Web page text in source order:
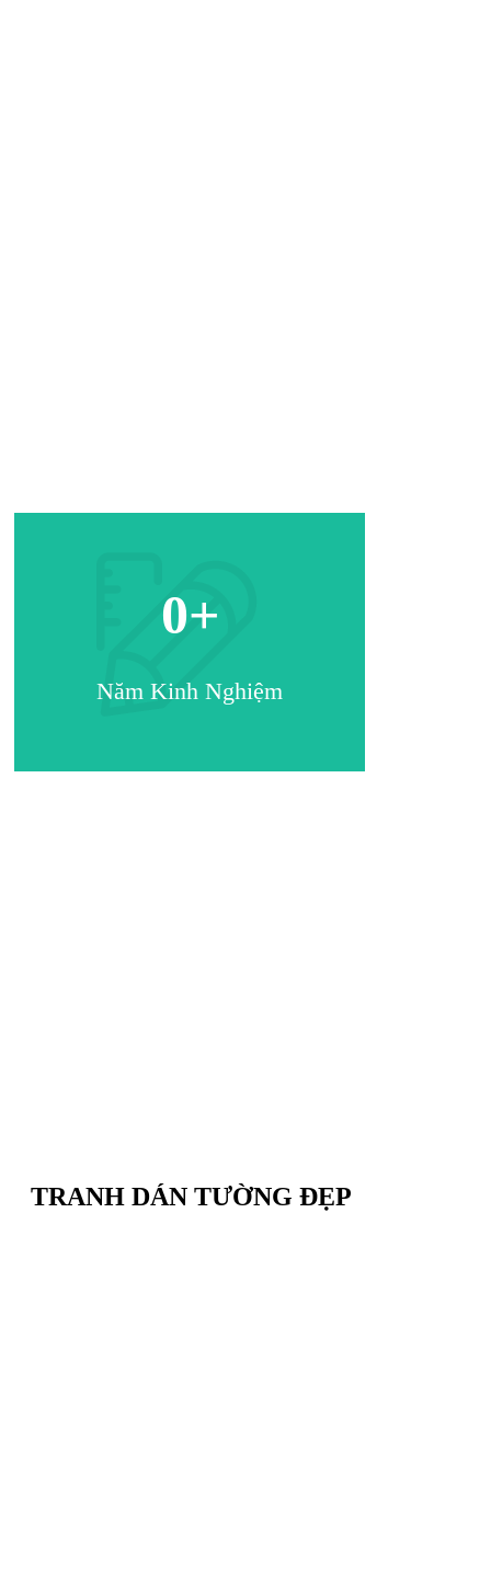
0+
Năm Kinh Nghiệm
TRANH DÁN TƯỜNG ĐẸP